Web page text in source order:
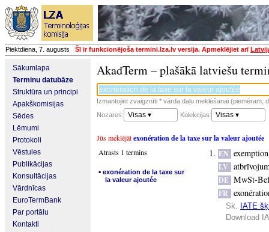
Piektdiena, 7. augusts Šī ir funkcionējoša termini.lza.lv versija. Apmeklējiet arī
Sākumlapa
Terminu datubāze
Struktūra un principi
Apakškomisijas
Sēdes
Lēmumi
Protokoli
Vēstules
Publikācijas
Konsultācijas
Vārdnīcas
EuroTermBank
Par portālu
Kontakti
AkadTerm – plašākā latviešu
Izmantojiet zvaigznīti * vārda daļu meklēšanai (piemēram,
Nozares:
Visas ▾ Kolekcijas: Visas ▾
Jūs meklējātexonération de la taxe sur la valeur ajoutée
Atrasts 1 termins
▪ exonération de la taxe sur
la valeur ajoutée
EN
LV
DE MwSt-
FR
Sk. IATE
Download